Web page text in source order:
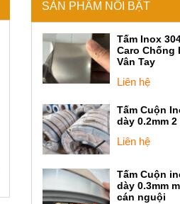
SẢN PHẨM NỔI BẬT
Tấm Inox
Caro Chống
Vân Tay
Liên hệ
Tấm Cuộn
dày 0.2mm 2
Liên hệ
Tấm Cuộn
dày 0.3mm
cán nguội